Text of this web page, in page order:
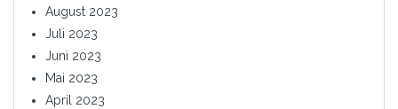
August 2023
Juli 2023
Juni 2023
Mai 2023
April 2023